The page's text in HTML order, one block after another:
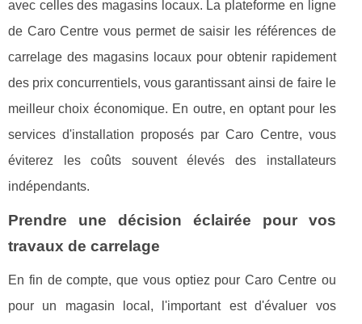
avec celles des magasins locaux. La plateforme en ligne
de Caro Centre vous permet de saisir les références de
carrelage des magasins locaux pour obtenir rapidement
des prix concurrentiels, vous garantissant ainsi de faire le
meilleur choix économique. En outre, en optant pour les
services d'installation proposés par Caro Centre, vous
éviterez les coûts souvent élevés des installateurs
indépendants.
Prendre une décision éclairée pour vos
travaux de carrelage
En fin de compte, que vous optiez pour Caro Centre ou
pour un magasin local, l'important est d'évaluer vos